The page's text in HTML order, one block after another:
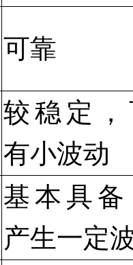
可靠
较稳定，
有小波动
基本具备
产生一定